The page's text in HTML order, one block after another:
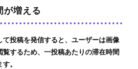
が増える
投稿を発信すると、ユーザーは画像
覧するため、一投稿あたりの滞在時間
。